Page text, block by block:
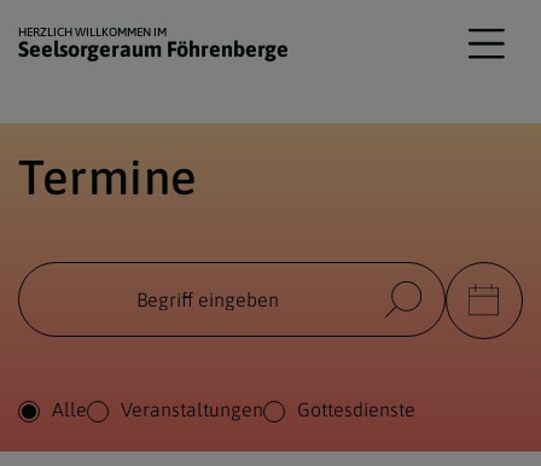
HERZLICH WILLKOMMEN IM
Seelsorgeraum Föhrenberge
Termine
Alle Veranstaltungen Gottesdienste